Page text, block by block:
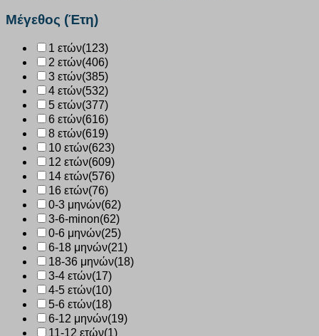
Μέγεθος (Έτη)
1 ετών(123)
2 ετών(406)
3 ετών(385)
4 ετών(532)
5 ετών(377)
6 ετών(616)
8 ετών(619)
10 ετών(623)
12 ετών(609)
14 ετών(576)
16 ετών(76)
0-3 μηνών(62)
3-6-minon(62)
0-6 μηνών(25)
6-18 μηνών(21)
18-36 μηνών(18)
3-4 ετών(17)
4-5 ετών(10)
5-6 ετών(18)
6-12 μηνών(19)
11-12 ετών(1)